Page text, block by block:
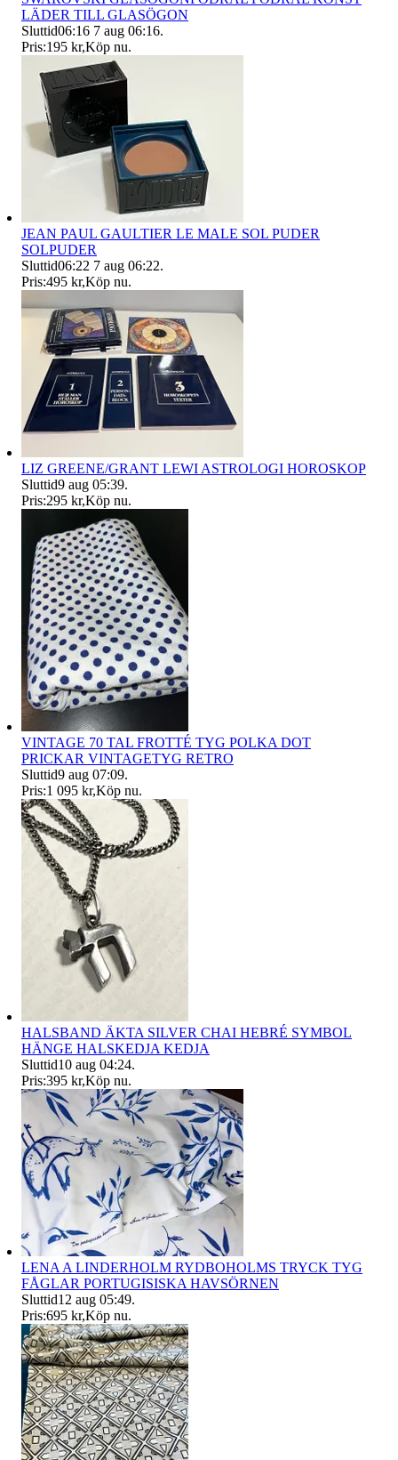
LÄDER TILL GLASÖGON
Sluttid06:16 7 aug 06:16.
Pris:195 kr,Köp nu.
JEAN PAUL GAULTIER LE MALE SOL PUDER
SOLPUDER
Sluttid06:22 7 aug 06:22.
Pris:495 kr,Köp nu.
LIZ GREENE/GRANT LEWI ASTROLOGI HOROSKOP
Sluttid9 aug 05:39.
Pris:295 kr,Köp nu.
VINTAGE 70 TAL FROTTÉ TYG POLKA DOT
PRICKAR VINTAGETYG RETRO
Sluttid9 aug 07:09.
Pris:1 095 kr,Köp nu.
HALSBAND ÄKTA SILVER CHAI HEBRÉ SYMBOL
HÄNGE HALSKEDJA KEDJA
Sluttid10 aug 04:24.
Pris:395 kr,Köp nu.
LENA A LINDERHOLM RYDBOHOLMS TRYCK TYG
FÅGLAR PORTUGISISKA HAVSÖRNEN
Sluttid12 aug 05:49.
Pris:695 kr,Köp nu.